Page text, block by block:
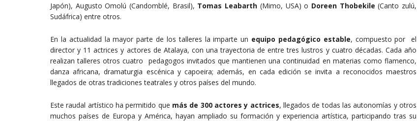
Japón), Augusto Omolú (Candomblé, Brasil), Tomas Leabarth (Mimo, USA) o Doreen Thobekile (Canto zulú,
Sudáfrica) entre otros.
En la actualidad la mayor parte de los talleres la imparte un equipo pedagógico estable, compuesto por el
director y 11 actrices y actores de Atalaya, con una trayectoria de entre tres lustros y cuatro décadas. Cada año
realizan talleres otros cuatro pedagogos invitados que mantienen una continuidad en materias como flamenco,
danza africana, dramaturgia escénica y capoeira; además, en cada edición se invita a reconocidos maestros
llegados de otras tradiciones teatrales y otros países del mundo.
Este raudal artístico ha permitido que más de 300 actores y actrices, llegados de todas las autonomías y otros
muchos países de Europa y América, hayan ampliado su formación y experiencia artística, participando tras su